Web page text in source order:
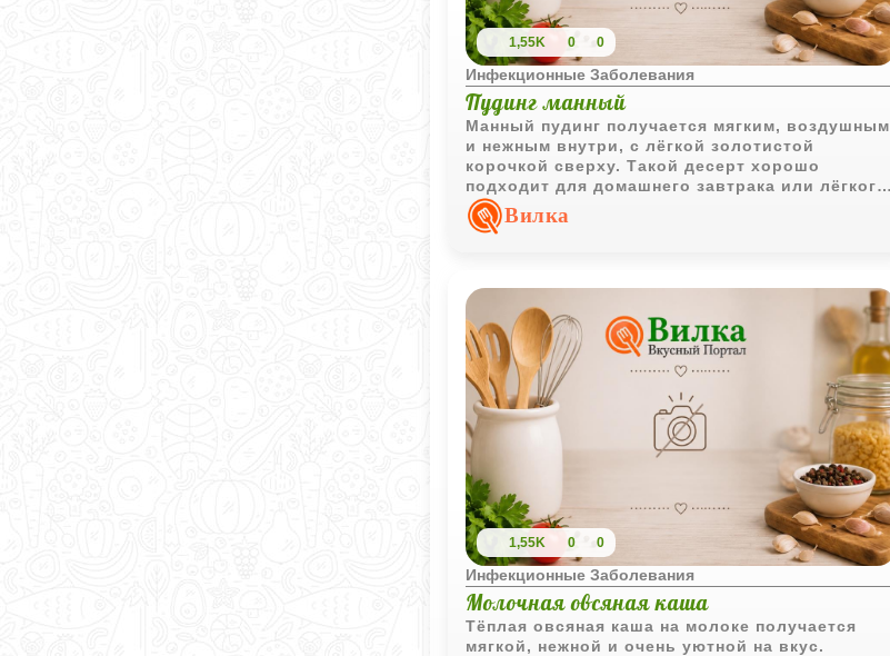
1,55K 0 0
Инфекционные Заболевания
Пудинг манный
Манный пудинг получается мягким, воздушным
и нежным внутри, с лёгкой золотистой
корочкой сверху. Такой десерт хорошо
подходит для домашнего завтрака или лёгкого
сладкого ужина.
Вилка
1,55K 0 0
Инфекционные Заболевания
Молочная овсяная каша
Тёплая овсяная каша на молоке получается
мягкой, нежной и очень уютной на вкус.